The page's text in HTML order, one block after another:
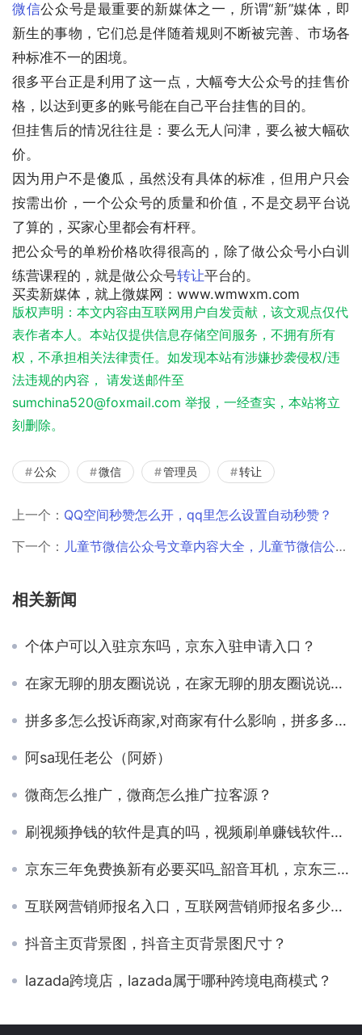
微信公众号是最重要的新媒体之一，所谓“新”媒体，即
新生的事物，它们总是伴随着规则不断被完善、市场各
种标准不一的困境。
很多平台正是利用了这一点，大幅夸大公众号的挂售价
格，以达到更多的账号能在自己平台挂售的目的。
但挂售后的情况往往是：要么无人问津，要么被大幅砍
价。
因为用户不是傻瓜，虽然没有具体的标准，但用户只会
按需出价，一个公众号的质量和价值，不是交易平台说
了算的，买家心里都会有杆秤。
把公众号的单粉价格吹得很高的，除了做公众号小白训
练营课程的，就是做公众号转让平台的。
买卖新媒体，就上微媒网：www.wmwxm.com
版权声明：本文内容由互联网用户自发贡献，该文观点仅代
表作者本人。本站仅提供信息存储空间服务，不拥有所有
权，不承担相关法律责任。如发现本站有涉嫌抄袭侵权/违
法违规的内容， 请发送邮件至
sumchina520@foxmail.com 举报，一经查实，本站将立
刻删除。
公众 微信 管理员 转让
上一个： QQ空间秒赞怎么开，qq里怎么设置自动秒赞？
下一个： 儿童节微信公众号文章内容大全，儿童节微信公众号文章内容推荐？
相关新闻
个体户可以入驻京东吗，京东入驻申请入口？
在家无聊的朋友圈说说，在家无聊的朋友圈说说图片？
拼多多怎么投诉商家,对商家有什么影响，拼多多怎么投诉商家,对商家有什么影响确认收货了？
阿sa现任老公（阿娇）
微商怎么推广，微商怎么推广拉客源？
刷视频挣钱的软件是真的吗，视频刷单赚钱软件可靠吗？
京东三年免费换新有必要买吗_韶音耳机，京东三年免费换新有必要买吗显卡？
互联网营销师报名入口，互联网营销师报名多少钱？
抖音主页背景图，抖音主页背景图尺寸？
lazada跨境店，lazada属于哪种跨境电商模式？